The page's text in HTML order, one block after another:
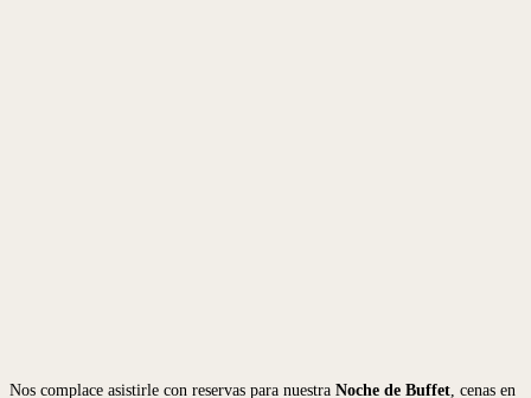
Nos complace asistirle con reservas para nuestra Noche de Buffet, cenas en